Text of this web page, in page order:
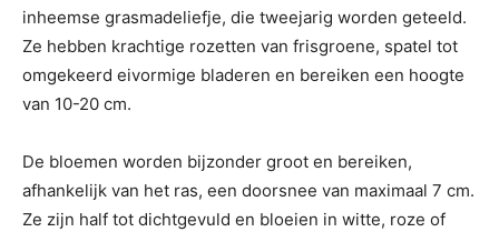
inheemse grasmadeliefje, die tweejarig worden geteeld.
Ze hebben krachtige rozetten van frisgroene, spatel tot
omgekeerd eivormige bladeren en bereiken een hoogte
van 10-20 cm.
De bloemen worden bijzonder groot en bereiken,
afhankelijk van het ras, een doorsnee van maximaal 7 cm.
Ze zijn half tot dichtgevuld en bloeien in witte, roze of